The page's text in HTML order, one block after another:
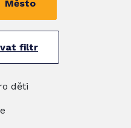
Město
filtr
děti